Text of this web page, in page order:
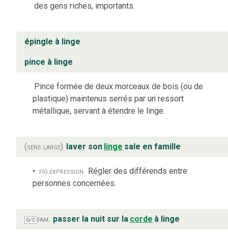
des gens riches, importants.
épingle à linge
pince à linge
Pince formée de deux morceaux de bois (ou de
plastique) maintenus serrés par un ressort
métallique, servant à étendre le linge.
(sens large) laver son linge sale en famille
fig.expression
Régler des différends entre
personnes concernées.
Q/C fam. passer la nuit sur la corde à linge